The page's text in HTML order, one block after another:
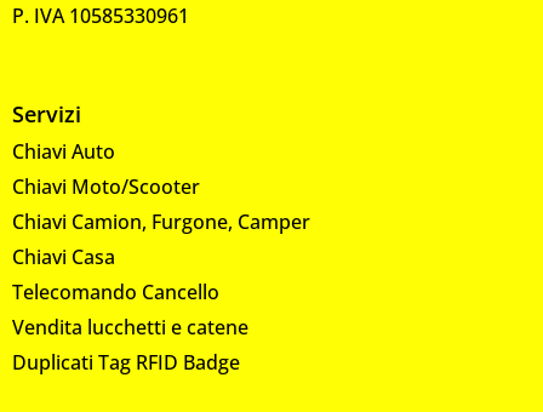
P. IVA 10585330961
Servizi
Chiavi Auto
Chiavi Moto/Scooter
Chiavi Camion, Furgone, Camper
Chiavi Casa
Telecomando Cancello
Vendita lucchetti e catene
Duplicati Tag RFID Badge